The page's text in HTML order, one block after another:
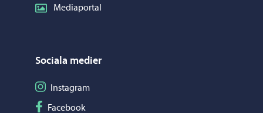
Mediaportal
Sociala medier
Följ på Instagram
Instagram
Följ på Facebook
Facebook